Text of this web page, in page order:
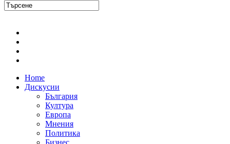
Home
Дискусии
България
Култура
Европа
Мнения
Политика
Бизнес